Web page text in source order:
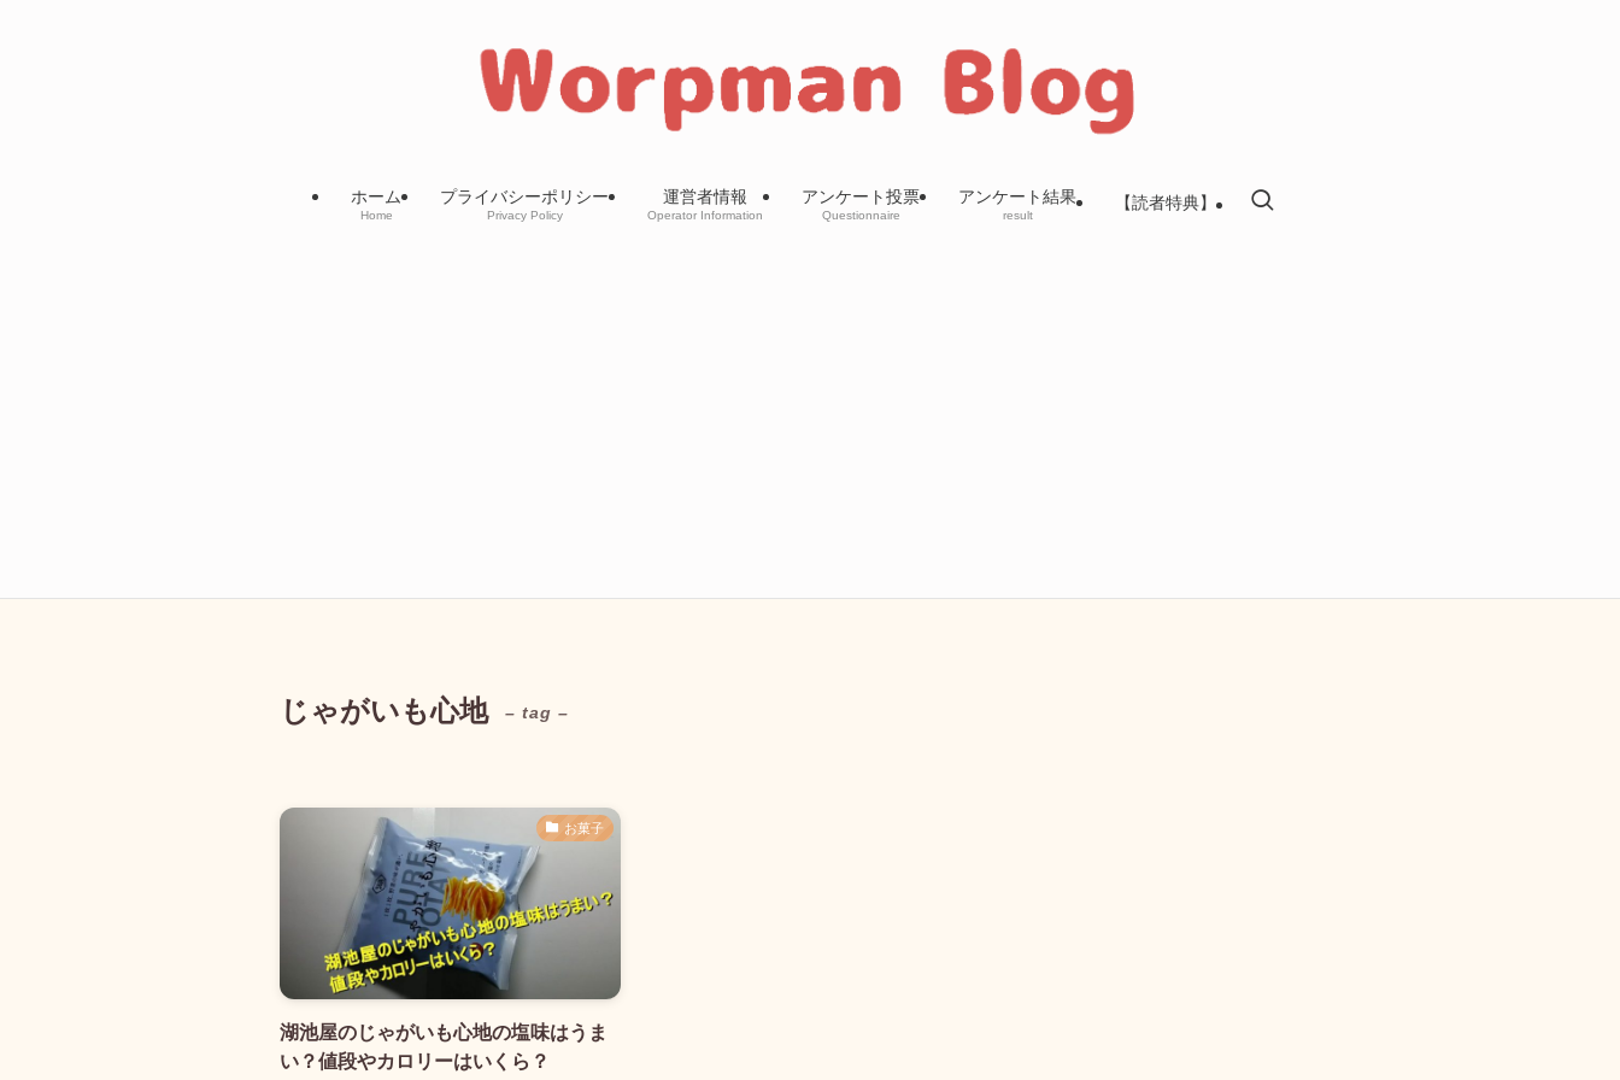
ホーム
Home
プライバシーポリシー
Privacy Policy
運営者情報
Operator Information
アンケート投票
Questionnaire
アンケート結果
result
【読者特典】
じゃがいも心地 – tag –
お菓子
湖池屋のじゃがいも心地の塩味はうま
い？値段やカロリーはいくら？